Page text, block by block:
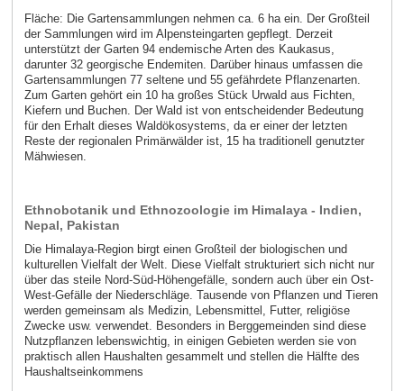
Fläche: Die Gartensammlungen nehmen ca. 6 ha ein. Der Großteil
der Sammlungen wird im Alpensteingarten gepflegt. Derzeit
unterstützt der Garten 94 endemische Arten des Kaukasus,
darunter 32 georgische Endemiten. Darüber hinaus umfassen die
Gartensammlungen 77 seltene und 55 gefährdete Pflanzenarten.
Zum Garten gehört ein 10 ha großes Stück Urwald aus Fichten,
Kiefern und Buchen. Der Wald ist von entscheidender Bedeutung
für den Erhalt dieses Waldökosystems, da er einer der letzten
Reste der regionalen Primärwälder ist, 15 ha traditionell genutzter
Mähwiesen.
Ethnobotanik und Ethnozoologie im Himalaya - Indien,
Nepal, Pakistan
Die Himalaya-Region birgt einen Großteil der biologischen und
kulturellen Vielfalt der Welt. Diese Vielfalt strukturiert sich nicht nur
über das steile Nord-Süd-Höhengefälle, sondern auch über ein Ost-
West-Gefälle der Niederschläge. Tausende von Pflanzen und Tieren
werden gemeinsam als Medizin, Lebensmittel, Futter, religiöse
Zwecke usw. verwendet. Besonders in Berggemeinden sind diese
Nutzpflanzen lebenswichtig, in einigen Gebieten werden sie von
praktisch allen Haushalten gesammelt und stellen die Hälfte des
Haushaltseinkommens